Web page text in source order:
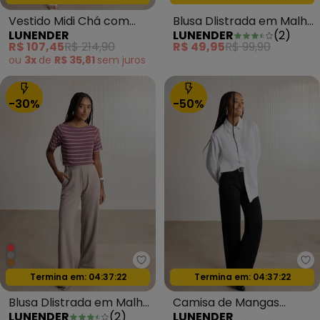
Vestido Midi Chá com
Gola Texturizada Cinza
LUNENDER
R$ 107,45R$ 214,90
ou 3x de R$ 35,81 sem juros
Blusa Dlistrada em Malha
Ribana Cinza
LUNENDER (2)
R$ 49,95R$ 99,90
-30%
Lunender - Blusa Dlistrada em
Oferta relâmpago
Termina em: 04:37:20
Blusa Dlistrada em Malha
-50%
Oferta relâmpago
Termina em: 04:37:20
Camisa de Mangas